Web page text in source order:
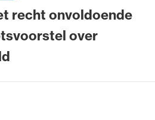
recht onvoldoende
over